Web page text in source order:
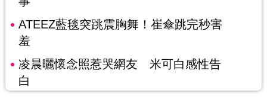
ATEEZ藍毯突跳震胸舞！崔傘跳完秒害
羞
凌晨曬懷念照惹哭網友 米可白感性告
白